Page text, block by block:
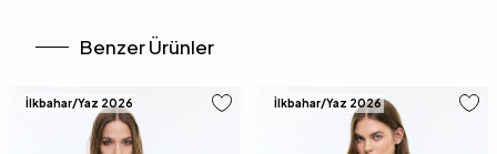
Benzer Ürünler
İlkbahar/Yaz 2026 İlkbahar/Yaz 2026